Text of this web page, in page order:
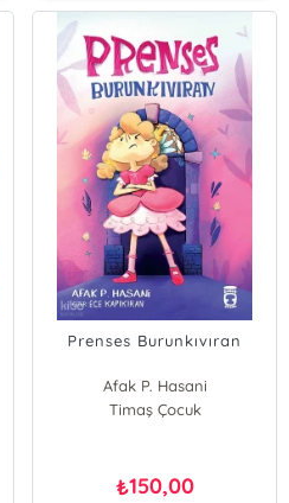
Prenses Burunkıvıran
Afak P. Hasani
Timaş Çocuk
₺150,00